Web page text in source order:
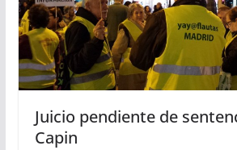
Juicio pendiente de
Capin